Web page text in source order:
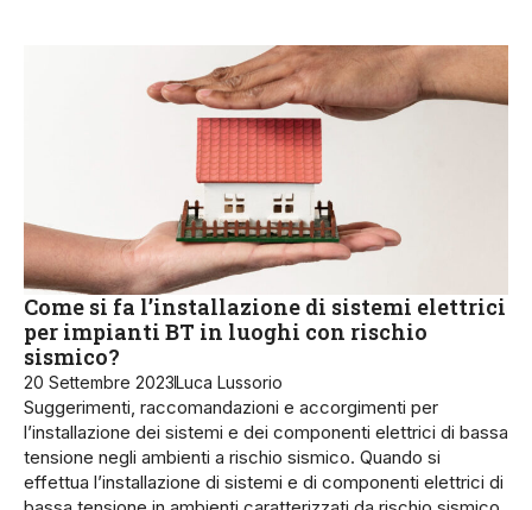
Come si fa l’installazione di sistemi elettrici
per impianti BT in luoghi con rischio
sismico?
20 Settembre 2023Luca Lussorio
Suggerimenti, raccomandazioni e accorgimenti per
l’installazione dei sistemi e dei componenti elettrici di bassa
tensione negli ambienti a rischio sismico. Quando si
effettua l’in­stallazione di sistemi e di componenti elettri­ci di